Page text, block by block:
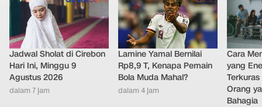
Jadwal Sholat di Cirebon
Hari Ini, Minggu 9
Agustus 2026
dalam 7 jam
Lamine Yamal Bernilai
Rp8,9 T, Kenapa Pemain
Bola Muda Mahal?
dalam 4 jam
Cara
yang
Orang
Bahagia